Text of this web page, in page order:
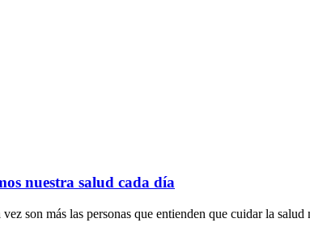
nuestra salud cada día
son más las personas que entienden que cuidar la salud